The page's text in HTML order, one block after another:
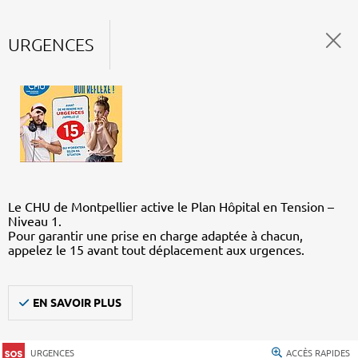
URGENCES
Le CHU de Montpellier active le Plan Hôpital en Tension –
Niveau 1.
Pour garantir une prise en charge adaptée à chacun,
appelez le 15 avant tout déplacement aux urgences.
EN SAVOIR PLUS
URGENCES ACCÈS RAPIDES